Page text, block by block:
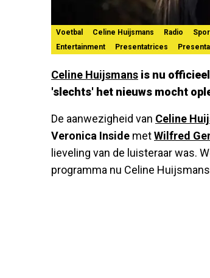
Voetbal Celine Huijsmans Radio
Entertainment
Presentatrices
Celine Huijsmans is nu
'slechts' het nieuws mocht
De aanwezigheid van Celine
Veronica Inside metWilfred
lieveling van de luisteraar was.
programma nu Celine